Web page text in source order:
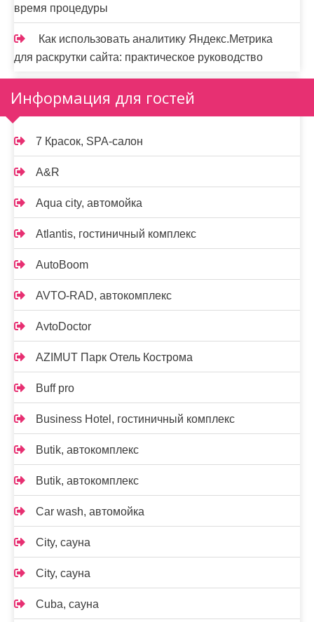
время процедуры
Как использовать аналитику Яндекс.Метрика
для раскрутки сайта: практическое руководство
Информация для гостей
7 Красок, SPA-салон
A&R
Aqua city, автомойка
Atlantis, гостиничный комплекс
AutoBoom
AVTO-RAD, автокомплекс
AvtoDoctor
AZIMUT Парк Отель Кострома
Buff pro
Business Hotel, гостиничный комплекс
Butik, автокомплекс
Butik, автокомплекс
Car wash, автомойка
City, сауна
City, сауна
Cuba, сауна